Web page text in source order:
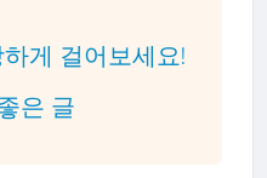
게 걸어보세요!
은 글